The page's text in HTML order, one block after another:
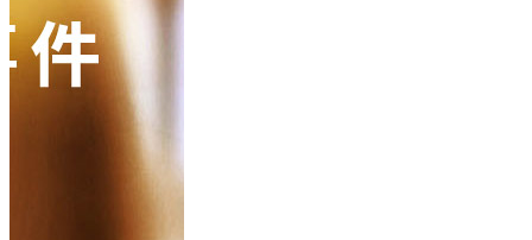
91免费观看视频架
变速箱托盘
发动机料架
仪表盘料架
手推车
隐藏式马桶水箱支架
汽车行业
卫浴行业